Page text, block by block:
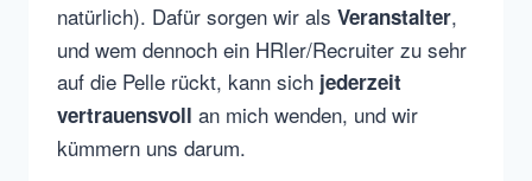
natürlich). Dafür sorgen wir als Veranstalter,
und wem dennoch ein HRler/Recruiter zu sehr
auf die Pelle rückt, kann sich jederzeit
vertrauensvoll an mich wenden, und wir
kümmern uns darum.